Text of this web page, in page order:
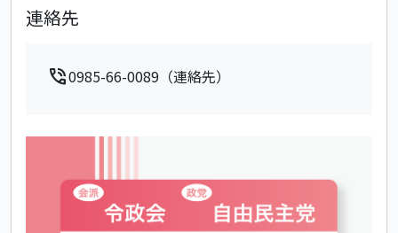
連絡先
phone_in_talk0985-66-0089（連絡先）